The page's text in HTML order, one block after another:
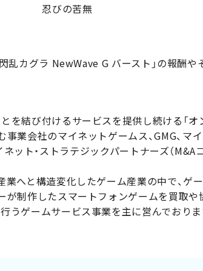
忍びの苦無
乱カグラ NewWave G バースト」の報酬
を結び付けるサービスを提供し続ける「オ
業会社のマイネットゲームス、GMG、マ
ット・ストラテジックパートナーズ（M&A
へと構造変化したゲーム産業の中で、ゲ
制作したスマートフォンゲームを買取や
うゲームサービス事業を主に営んでおりま